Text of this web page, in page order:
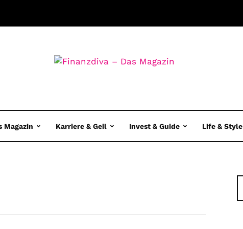
Magazin Karriere & Geil Invest & Guide Life & Style